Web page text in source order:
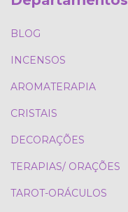
BLOG
INCENSOS
AROMATERAPIA
CRISTAIS
DECORAÇÕES
TERAPIAS/ ORAÇÕES
TAROT-ORÁCULOS